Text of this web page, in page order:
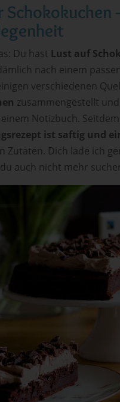
Du hast Lust auf
nach einem
verschiedenen
zusammengestellt
Notizbuch. Seitdem
ist saftig und
Zutaten. Dich lade ich
auch nicht mehr